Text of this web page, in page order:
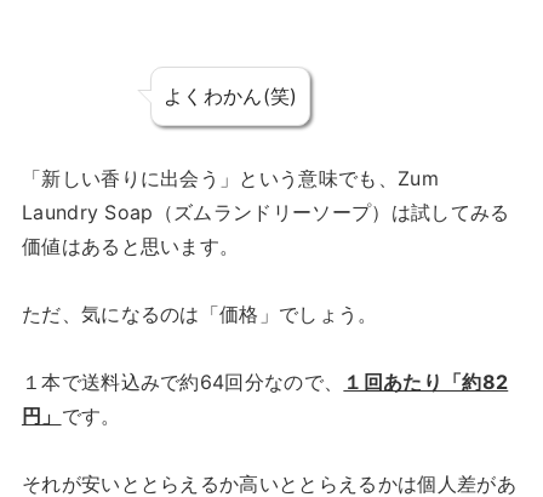
よくわかん(笑)
「新しい香りに出会う」という意味でも、Zum
Laundry Soap（ズムランドリーソープ）は試してみる
価値はあると思います。
ただ、気になるのは「価格」でしょう。
１本で送料込みで約64回分なので、
１回あたり「約82
円」 です。
それが安いととらえるか高いととらえるかは個人差があ